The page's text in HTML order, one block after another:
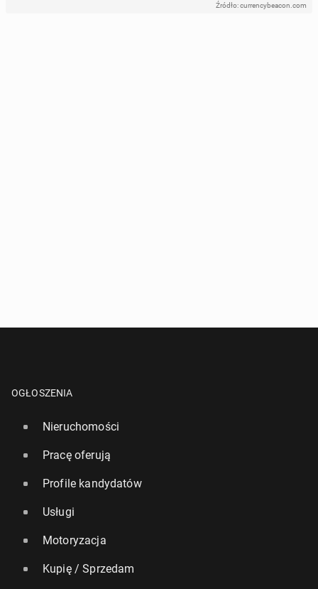
Źródło: currencybeacon.com
OGŁOSZENIA
Nieruchomości
Pracę oferują
Profile kandydatów
Usługi
Motoryzacja
Kupię / Sprzedam